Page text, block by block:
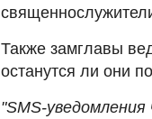
Также замглавы
останутся ли они
"SMS-